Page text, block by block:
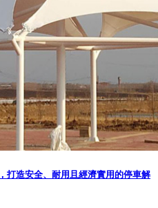
打造安全、耐用且經濟實用的停車解